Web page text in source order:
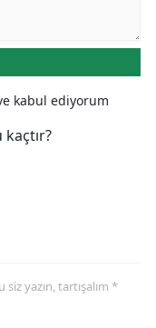
kabul ediyorum
yazın, tartışalım *